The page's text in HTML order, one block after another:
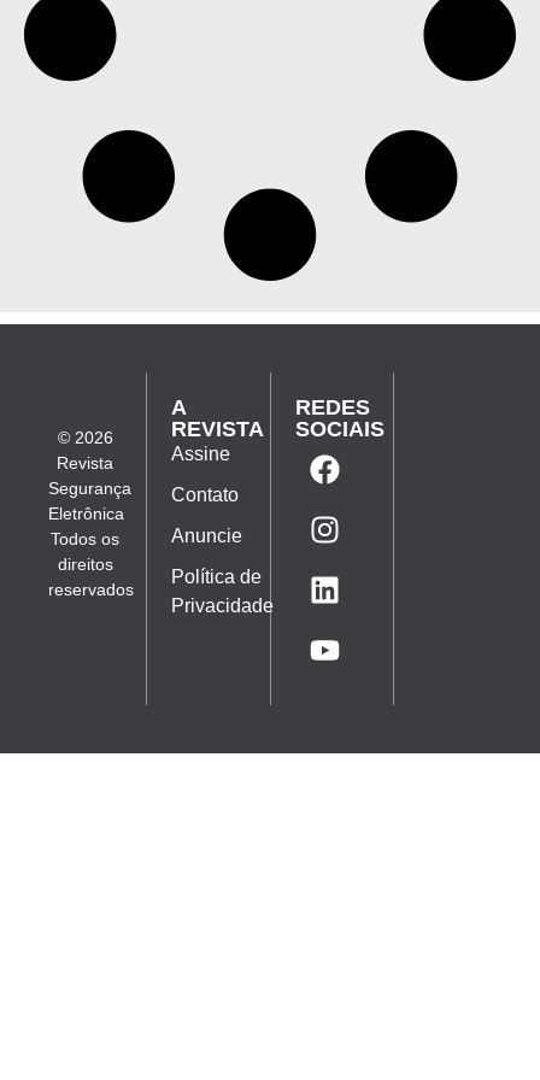
© 2026
Revista
Segurança
Eletrônica
Todos os
direitos
reservados
A
REVISTA
Assine
Contato
Anuncie
Política de
Privacidade
REDES
SOCIAIS